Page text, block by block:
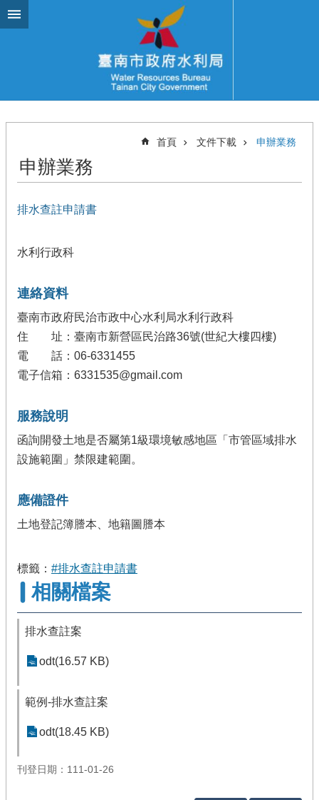
跳到主要內容區塊
首頁 文件下載 申辦業務
申辦業務
排水查註申請書
水利行政科
連絡資料
臺南市政府民治市政中心水利局水利行政科
住 址：臺南市新營區民治路36號(世紀大樓四樓)
電 話：06-6331455
電子信箱：6331535@gmail.com
服務說明
函詢開發土地是否屬第1級環境敏感地區「市管區域排水
設施範圍」禁限建範圍。
應備證件
土地登記簿謄本、地籍圖謄本
標籤： #排水查註申請書
相關檔案
排水查註案
odt(16.57 KB)
範例-排水查註案
odt(18.45 KB)
刊登日期：111-01-26